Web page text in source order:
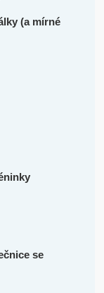
(a mírné
se